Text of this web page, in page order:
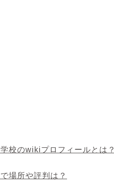
校のwikiプロフィールとは？
場所や評判は？